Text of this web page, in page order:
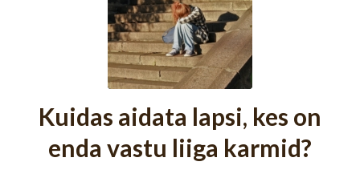
Kuidas aidata lapsi, kes on
enda vastu liiga karmid?